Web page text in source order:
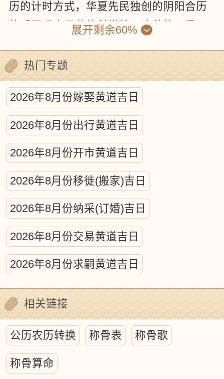
历的计时方式，华夏先民独创的阴阳合历
体系展现出显著的科学性。这种将日月运
严谨的天文观测水平，更彰显了古代科学
研究的求真精神。
古代历法体系蕴含着复杂的天体运行计
算，涵盖日月及五大行星的轨道测算、昼
夜交替时刻测定、日月食预测等核心内
容。从本质上说，这项浩大的工程相当于
编制精密的天文年历，凝聚着先民持续千
年的天文观测智慧，堪称古代科学实践的
典范。
天体运行对人类文明的影响历来备受关
注，古今学者普遍认同宇宙运动对地球生
态系统的深刻塑造。日月星辰的周期性运
动暗合万物生长规律，蕴含着精微的自然
法则。古代历法正是通过构建时空坐标，
为探究天人关系提供了关键的研究框架。
传统历注中的吉凶判定虽掺杂着神秘主义
展开剩余60%
热门专题
2026年8月份嫁娶黄道吉日
2026年8月份出行黄道吉日
2026年8月份开市黄道吉日
2026年8月份移徙(搬家)吉日
2026年8月份纳采(订婚)吉日
2026年8月份交易黄道吉日
2026年8月份求嗣黄道吉日
相关链接
公历农历转换 称骨表 称骨歌
称骨算命